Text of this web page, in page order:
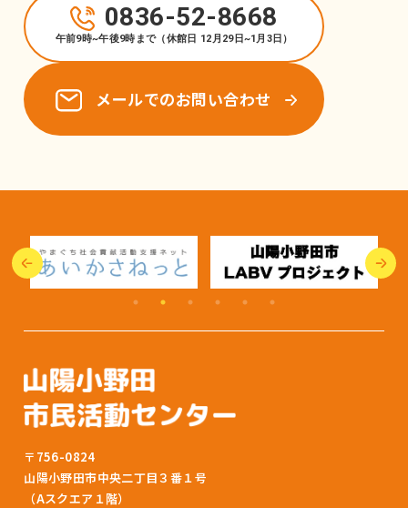
0836-52-8668
午前9時~午後9時まで（休館日 12月29日~1月3日）
メールでのお問い合わせ
〒756-0824
山陽小野田市中央二丁目３番１号
（Aスクエア１階）